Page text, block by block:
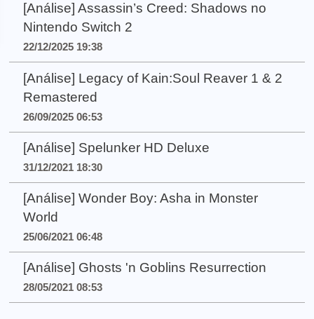
[Análise] Assassin’s Creed: Shadows no
Nintendo Switch 2
22/12/2025 19:38
[Análise] Legacy of Kain:Soul Reaver 1 & 2
Remastered
26/09/2025 06:53
[Análise] Spelunker HD Deluxe
31/12/2021 18:30
[Análise] Wonder Boy: Asha in Monster
World
25/06/2021 06:48
[Análise] Ghosts 'n Goblins Resurrection
28/05/2021 08:53